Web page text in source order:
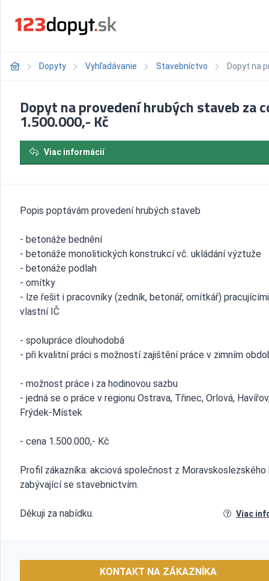
Dopyty Vyhľadávanie Stavebníctvo Dopyt na
Dopyt na provedení hrubých staveb za
1.500.000,- Kč
Viac informácií
Popis poptávám provedení hrubých staveb
- betonáže bednění
- betonáže monolitických konstrukcí vč. ukládání výztuže
- betonáže podlah
- omítky
- lze řešit i pracovníky (zedník, betonář, omítkář)
vlastní IČ
- spolupráce dlouhodobá
- při kvalitní práci s možností zajištění práce v zimním
- možnost práce i za hodinovou sazbu
- jedná se o práce v regionu Ostrava, Třinec, Orlová,
Frýdek-Místek
- cena 1.500.000,- Kč
Profil zákazníka: akciová společnost z Moravskoslezského
zabývající se stavebnictvím.
Děkuji za nabídku. Viac
KONTAKT NA ZÁKAZNÍKA